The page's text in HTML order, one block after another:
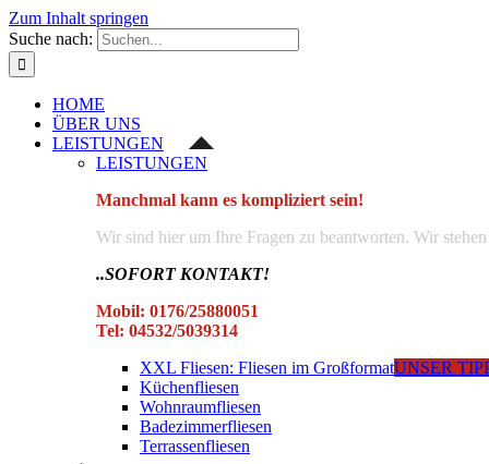
Zum Inhalt springen
Suche nach:
HOME
ÜBER UNS
LEISTUNGEN
LEISTUNGEN
Manchmal kann es kompliziert sein!
Wir sind hier um Ihre Fragen zu beantworten. Wir
..SOFORT KONTAKT!
Mobil: 0176/25880051
Tel: 04532/5039314
XXL Fliesen: Fliesen im GroßformatUNSER
Küchenfliesen
Wohnraumfliesen
Badezimmerfliesen
Terrassenfliesen